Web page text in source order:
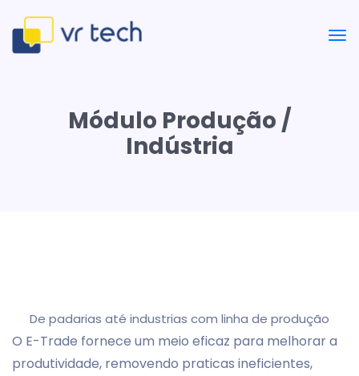
Módulo Produção /
Indústria
De padarias até industrias com linha de produção
O E-Trade fornece um meio eficaz para melhorar a
produtividade, removendo praticas ineficientes,